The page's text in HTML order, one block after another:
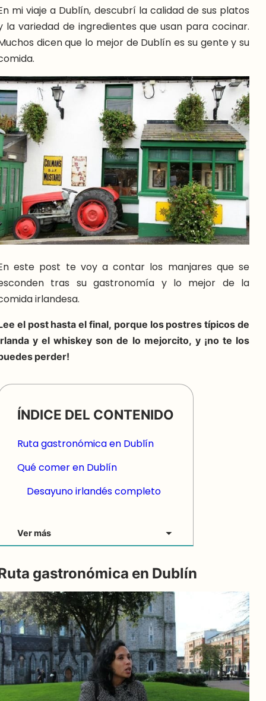
mi viaje a Dublín, descubrí la calidad de sus platos
la variedad de ingredientes que usan para cocinar.
dicen que lo mejor de Dublín es su gente y su
este post te voy a contar los manjares que se
tras su gastronomía y lo mejor de la
irlandesa.
el post hasta el final, porque los postres típicos de
y el whiskey son de lo mejorcito, y ¡no te los
perder!
ÍNDICE DEL CONTENIDO
Ruta gastronómica en Dublín
Qué comer en Dublín
Desayuno irlandés completo
Ver más
gastronómica en Dublín